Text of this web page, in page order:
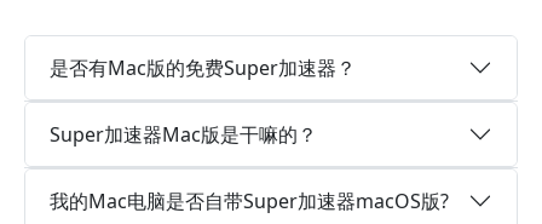
是否有Mac版的免费Super加速器？
Super加速器Mac版是干嘛的？
我的Mac电脑是否自带Super加速器macOS版?